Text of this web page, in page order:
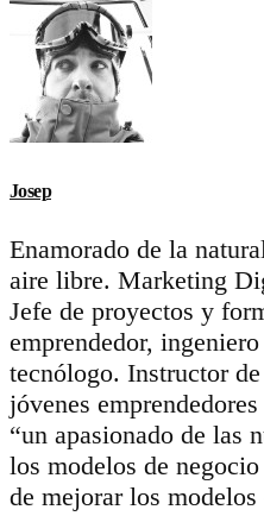
Josep
Enamorado de la
aire libre. Marketing
Jefe de proyectos y
emprendedor,
tecnólogo. Instructor
jóvenes
“un apasionado de las
los modelos de
de mejorar los